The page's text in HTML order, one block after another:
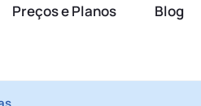
Preços e Planos Blog